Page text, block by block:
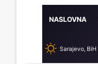
NASLOVNA
Sarajevo, BiH